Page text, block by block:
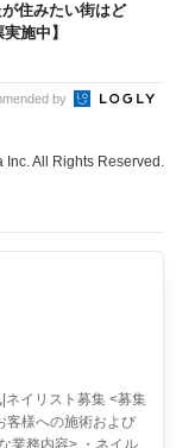
が住みたい街はど
施中】
by
All Rights Reserved.
ネイリスト募集 <募集
客様への施術および